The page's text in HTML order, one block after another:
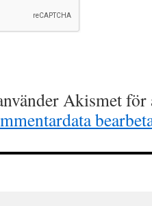
Akismet